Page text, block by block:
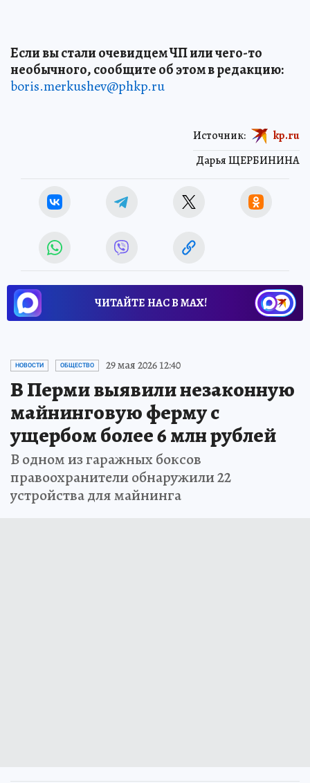
Если вы стали очевидцем ЧП или чего-то
необычного, сообщите об этом в редакцию:
boris.merkushev@phkp.ru
Дарья ЩЕРБИНИНА
Источник: kp.ru
ЧИТАЙТЕ НАС В МАХ!
НОВОСТИ ОБЩЕСТВО 29 мая 2026 12:40
В Перми выявили незаконную
майнинговую ферму с
ущербом более 6 млн рублей
В одном из гаражных боксов
правоохранители обнаружили 22
устройства для майнинга